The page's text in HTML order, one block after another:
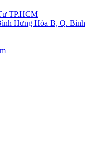
TP.HCM
Hưng Hòa B, Q. Bình